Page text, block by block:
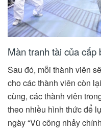
Màn tranh tài của
Sau đó, mỗi thành viên
cho các thành viên còn
cùng, các thành viên
theo nhiều hình thức để
ngày “Vũ công nhảy